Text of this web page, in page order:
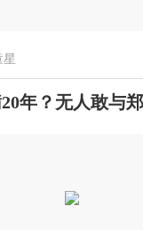
星
年？无人敢与